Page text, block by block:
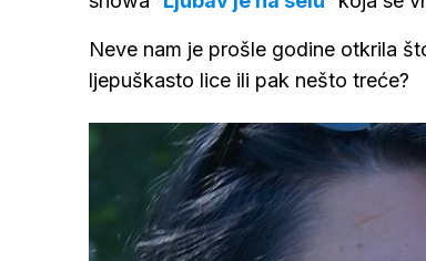
Neve nam je prošle godine otkrila
ljepuškasto lice ili pak nešto treće?